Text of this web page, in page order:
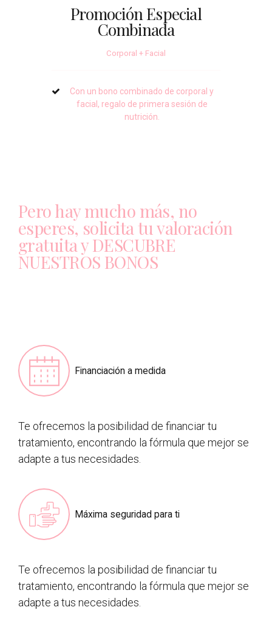
Promoción Especial
Combinada
Corporal + Facial
Con un bono combinado de corporal y
facial, regalo de primera sesión de
nutrición.
Pero hay mucho más, no
esperes, solicita tu valoración
gratuita y DESCUBRE
NUESTROS BONOS
Financiación a medida
Te ofrecemos la posibilidad de financiar tu
tratamiento, encontrando la fórmula que mejor se
adapte a tus necesidades.
Máxima seguridad para ti
Te ofrecemos la posibilidad de financiar tu
tratamiento, encontrando la fórmula que mejor se
adapte a tus necesidades.